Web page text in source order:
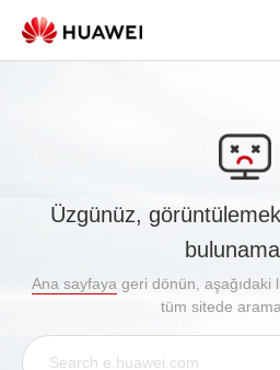
Üzgünüz,
Ana sayfaya geri dönün, aşağıdaki
tüm sitede arama